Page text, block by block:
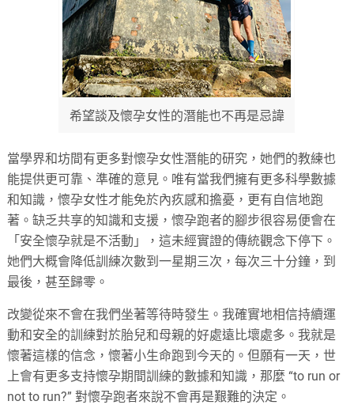
希望談及懷孕女性的潛能也不再是忌諱
當學界和坊間有更多對懷孕女性潛能的研究，她們的教練也
能提供更可靠、準確的意見。唯有當我們擁有更多科學數據
和知識，懷孕女性才能免於內疚感和擔憂，更有自信地跑
著。缺乏共享的知識和支援，懷孕跑者的腳步很容易便會在
「安全懷孕就是不活動」，這未經實證的傳統觀念下停下。
她們大概會降低訓練次數到一星期三次，每次三十分鐘，到
最後，甚至歸零。
改變從來不會在我們坐著等待時發生。我確實地相信持續運
動和安全的訓練對於胎兒和母親的好處遠比壞處多。我就是
懷著這樣的信念，懷著小生命跑到今天的。但願有一天，世
上會有更多支持懷孕期間訓練的數據和知識，那麼 “to run or
not to run?” 對懷孕跑者來說不會再是艱難的決定。